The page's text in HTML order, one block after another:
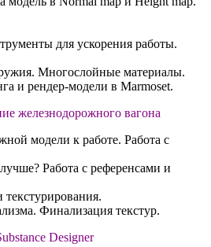
для ускорения работы.
Многослойные материалы.
и рендер-модели в Marmoset.
железнодорожного вагона
модели к работе. Работа с
Работа с референсами и
Финализация текстур.
Designer